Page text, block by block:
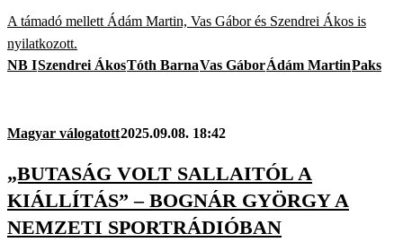
A támadó mellett Ádám Martin, Vas Gábor és Szendrei Ákos is
nyilatkozott.
NB ISzendrei ÁkosTóth BarnaVas GáborÁdám MartinPaks
Magyar válogatott2025.09.08. 18:42
„BUTASÁG VOLT SALLAITÓL A
KIÁLLÍTÁS” – BOGNÁR GYÖRGY A
NEMZETI SPORTRÁDIÓBAN